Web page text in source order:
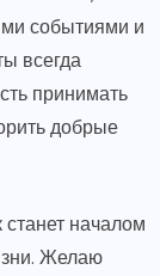
событиями и
всегда
принимать
добрые
станет началом
Желаю